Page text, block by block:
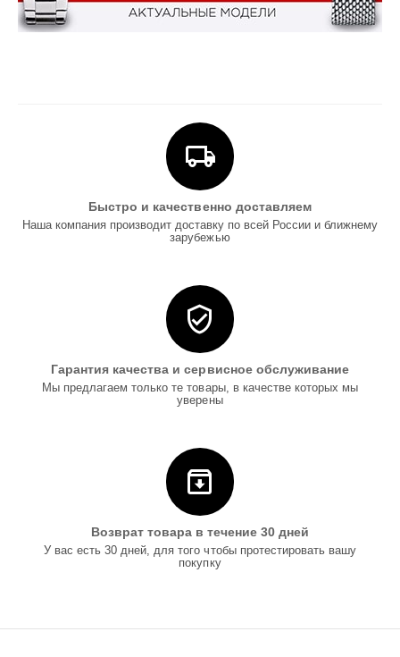
Быстро и качественно доставляем
Наша компания производит доставку по всей России и ближнему
зарубежью
Гарантия качества и сервисное обслуживание
Мы предлагаем только те товары, в качестве которых мы
уверены
Возврат товара в течение 30 дней
У вас есть 30 дней, для того чтобы протестировать вашу
покупку